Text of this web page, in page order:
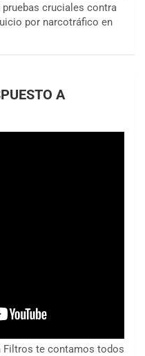
cruciales contra
por narcotráfico en
A
Filtros te contamos todos